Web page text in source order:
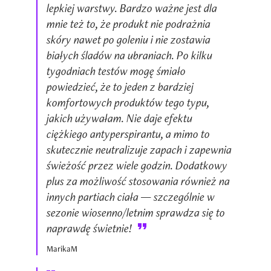
lepkiej warstwy. Bardzo ważne jest dla
mnie też to, że produkt nie podrażnia
skóry nawet po goleniu i nie zostawia
białych śladów na ubraniach. Po kilku
tygodniach testów mogę śmiało
powiedzieć, że to jeden z bardziej
komfortowych produktów tego typu,
jakich używałam. Nie daje efektu
ciężkiego antyperspirantu, a mimo to
skutecznie neutralizuje zapach i zapewnia
świeżość przez wiele godzin. Dodatkowy
plus za możliwość stosowania również na
innych partiach ciała — szczególnie w
sezonie wiosenno/letnim sprawdza się to
naprawdę świetnie!
MarikaM